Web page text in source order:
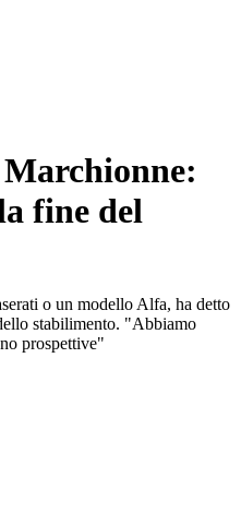
fine del
o un modello Alfa, ha detto
stabilimento. "Abbiamo
prospettive"